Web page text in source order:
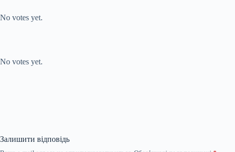
No votes yet.
No votes yet.
Залишити відповідь